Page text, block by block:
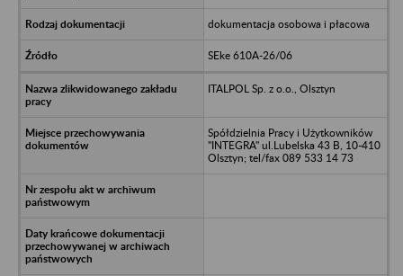
dokumentacja osobowa i płacowa
SEke 610A-26/06
ITALPOL Sp. z o.o., Olsztyn
Spółdzielnia Pracy i Użytkowników
"INTEGRA" ul.Lubelska 43 B, 10-410
Olsztyn; tel/fax 089 533 14 73